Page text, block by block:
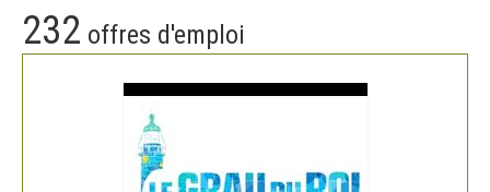
232 offres d'emploi